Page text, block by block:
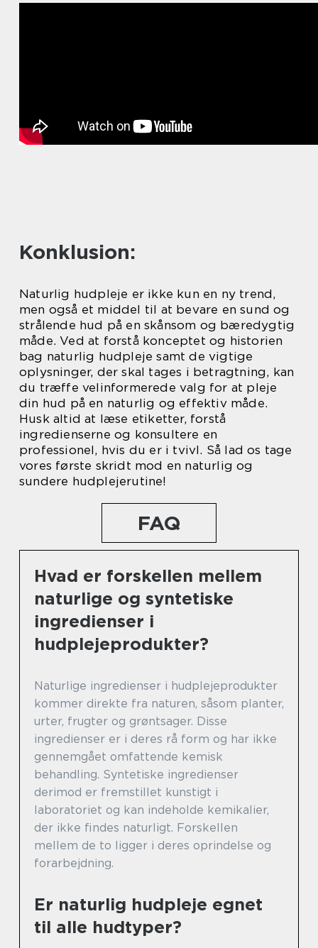
Konklusion:
Naturlig hudpleje er ikke kun en ny trend,
men også et middel til at bevare en sund og
strålende hud på en skånsom og bæredygtig
måde. Ved at forstå konceptet og historien
bag naturlig hudpleje samt de vigtige
oplysninger, der skal tages i betragtning, kan
du træffe velinformerede valg for at pleje
din hud på en naturlig og effektiv måde.
Husk altid at læse etiketter, forstå
ingredienserne og konsultere en
professionel, hvis du er i tvivl. Så lad os tage
vores første skridt mod en naturlig og
sundere hudplejerutine!
FAQ
Hvad er forskellen mellem
naturlige og syntetiske
ingredienser i
hudplejeprodukter?
Naturlige ingredienser i hudplejeprodukter
kommer direkte fra naturen, såsom planter,
urter, frugter og grøntsager. Disse
ingredienser er i deres rå form og har ikke
gennemgået omfattende kemisk
behandling. Syntetiske ingredienser
derimod er fremstillet kunstigt i
laboratoriet og kan indeholde kemikalier,
der ikke findes naturligt. Forskellen
mellem de to ligger i deres oprindelse og
forarbejdning.
Er naturlig hudpleje egnet
til alle hudtyper?